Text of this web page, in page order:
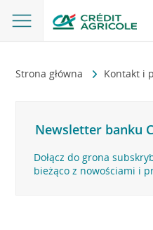
Strona główna Kontakt i
Newsletter banku
Dołącz do grona
bieżąco z nowościami i